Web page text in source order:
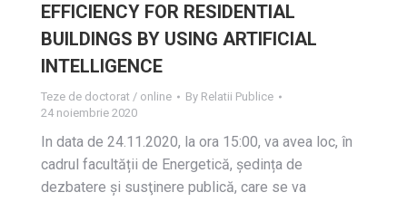
EFFICIENCY FOR RESIDENTIAL
BUILDINGS BY USING ARTIFICIAL
INTELLIGENCE
Teze de doctorat / online By Relatii Publice
24 noiembrie 2020
In data de 24.11.2020, la ora 15:00, va avea loc, în
cadrul facultății de Energetică, ședința de
dezbatere și susţinere publică, care se va